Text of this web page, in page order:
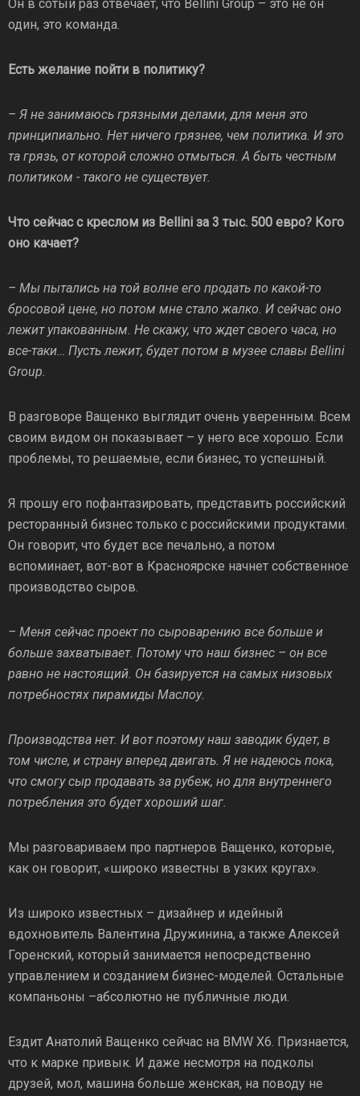
Он в сотый раз отвечает, что Bellini Group – это не он
один, это команда.
Есть желание пойти в политику?
– Я не занимаюсь грязными делами, для меня это
принципиально. Нет ничего грязнее, чем политика. И это
та грязь, от которой сложно отмыться. А быть честным
политиком - такого не существует.
Что сейчас с креслом из Bellini за 3 тыс. 500 евро? Кого
оно качает?
– Мы пытались на той волне его продать по какой-то
бросовой цене, но потом мне стало жалко. И сейчас оно
лежит упакованным. Не скажу, что ждет своего часа, но
все-таки… Пусть лежит, будет потом в музее славы Bellini
Group.
В разговоре Ващенко выглядит очень уверенным. Всем
своим видом он показывает – у него все хорошо. Если
проблемы, то решаемые, если бизнес, то успешный.
Я прошу его пофантазировать, представить российский
ресторанный бизнес только с российскими продуктами.
Он говорит, что будет все печально, а потом
вспоминает, вот-вот в Красноярске начнет собственное
производство сыров.
– Меня сейчас проект по сыроварению все больше и
больше захватывает. Потому что наш бизнес – он все
равно не настоящий. Он базируется на самых низовых
потребностях пирамиды Маслоу.
Производства нет. И вот поэтому наш заводик будет, в
том числе, и страну вперед двигать. Я не надеюсь пока,
что смогу сыр продавать за рубеж, но для внутреннего
потребления это будет хороший шаг.
Мы разговариваем про партнеров Ващенко, которые,
как он говорит, «широко известны в узких кругах».
Из широко известных – дизайнер и идейный
вдохновитель Валентина Дружинина, а также Алексей
Горенский, который занимается непосредственно
управлением и созданием бизнес-моделей. Остальные
компаньоны –абсолютно не публичные люди.
Ездит Анатолий Ващенко сейчас на BMW X6. Признается,
что к марке привык. И даже несмотря на подколы
друзей, мол, машина больше женская, на поводу не